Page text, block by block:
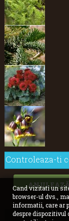
Controleaza-ti
Cand vizitati un
browser-ul dvs.,
informatii, care ar
despre dispozitivul